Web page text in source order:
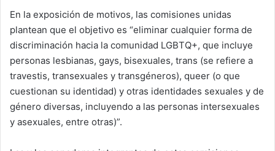
En la exposición de motivos, las comisiones unidas
plantean que el objetivo es “eliminar cualquier forma de
discriminación hacia la comunidad LGBTQ+, que incluye
personas lesbianas, gays, bisexuales, trans (se refiere a
travestis, transexuales y transgéneros), queer (o que
cuestionan su identidad) y otras identidades sexuales y de
género diversas, incluyendo a las personas intersexuales
y asexuales, entre otras)”.